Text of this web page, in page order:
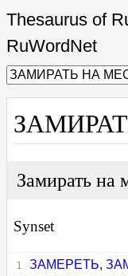
Thesaurus of
RuWordNet
Замирать на
Synset
ЗАМЕРЕТЬ,